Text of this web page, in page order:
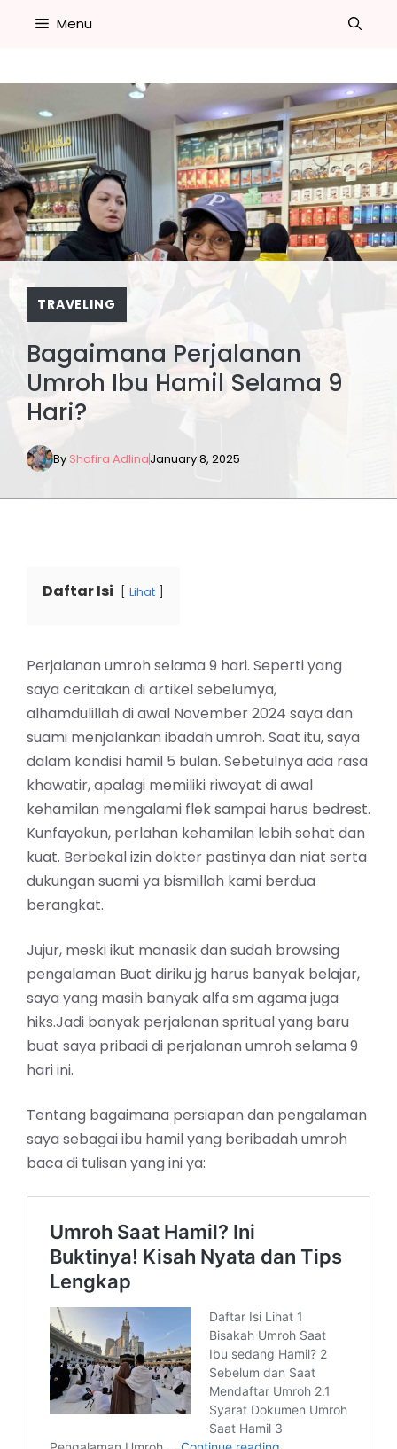
Menu
TRAVELING
Bagaimana Perjalanan
Umroh Ibu Hamil Selama 9
Hari?
By Shafira AdlinaJanuary 8, 2025
Daftar Isi Lihat
Perjalanan umroh selama 9 hari. Seperti yang
saya ceritakan di artikel sebelumya,
alhamdulillah di awal November 2024 saya dan
suami menjalankan ibadah umroh. Saat itu, saya
dalam kondisi hamil 5 bulan. Sebetulnya ada rasa
khawatir, apalagi memiliki riwayat di awal
kehamilan mengalami flek sampai harus bedrest.
Kunfayakun, perlahan kehamilan lebih sehat dan
kuat. Berbekal izin dokter pastinya dan niat serta
dukungan suami ya bismillah kami berdua
berangkat.
Jujur, meski ikut manasik dan sudah browsing
pengalaman Buat diriku jg harus banyak belajar,
saya yang masih banyak alfa sm agama juga
hiks.Jadi banyak perjalanan spritual yang baru
buat saya pribadi di perjalanan umroh selama 9
hari ini.
Tentang bagaimana persiapan dan pengalaman
saya sebagai ibu hamil yang beribadah umroh
baca di tulisan yang ini ya: